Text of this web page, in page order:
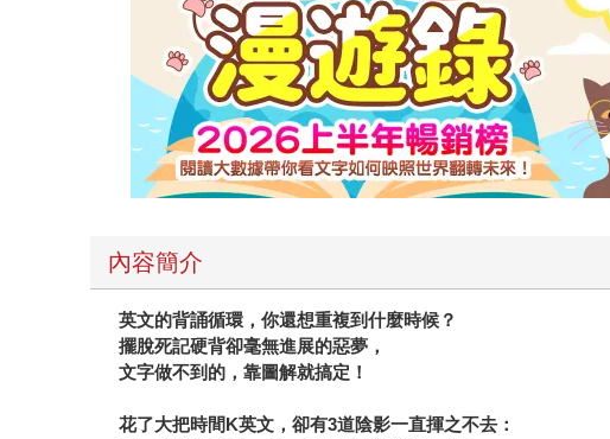
內容簡介
英文的背誦循環，你還想重複到什麼時候？
擺脫死記硬背卻毫無進展的惡夢，
文字做不到的，靠圖解就搞定！
花了大把時間K英文，卻有3道陰影一直揮之不去：